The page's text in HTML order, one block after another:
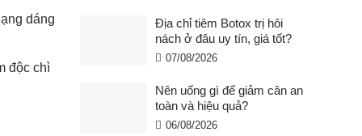
dáng
độc chì
Địa chỉ tiêm Botox trị hôi
nách ở đâu uy tín, giá tốt?
07/08/2026
Nên uống gì để giảm cân an
toàn và hiệu quả?
06/08/2026